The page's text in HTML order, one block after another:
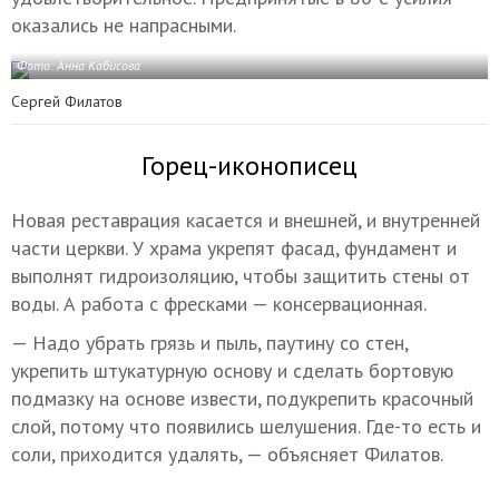
оказались не напрасными.
Фото: Анна Кабисова
Сергей Филатов
Горец-иконописец
Новая реставрация касается и внешней, и внутренней
части церкви. У храма укрепят фасад, фундамент и
выполнят гидроизоляцию, чтобы защитить стены от
воды. А работа с фресками — консервационная.
— Надо убрать грязь и пыль, паутину со стен,
укрепить штукатурную основу и сделать бортовую
подмазку на основе извести, подукрепить красочный
слой, потому что появились шелушения. Где-то есть и
соли, приходится удалять, — объясняет Филатов.